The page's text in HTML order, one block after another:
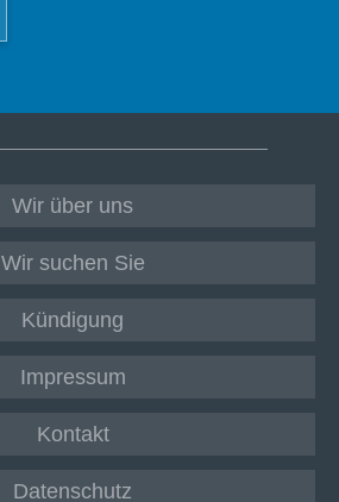
Wir über uns
Wir suchen Sie
Kündigung
Impressum
Kontakt
Datenschutz